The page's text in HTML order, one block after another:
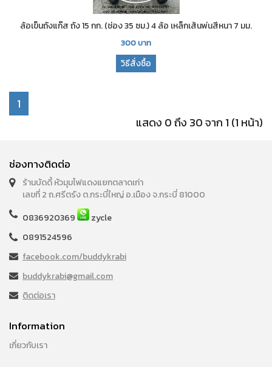
ล้อเข็นถังแก๊ส ถัง 15 กก. (ช่อง 35 ซม.) 4 ล้อ เหล็กเส้นพ่นสีหนา 7 มม.
300บาท
วิธีสั่งซื้อ
1
แสดง 0 ถึง 30 จาก 1 (1 หน้า)
ช่องทางติดต่อ
ร้านบัดดี้ หัวมุมไฟแดงแยกตลาดเก่า
เลขที่ 2 ถ.ศรีตรัง ต.กระบี่ใหญ่ อ.เมือง จ.กระบี่ 81000
0836920369
zycle
0891524596
facebook.com/buddykrabi
buddykrabi@gmail.com
ติดต่อเรา
Information
เกี่ยวกับเรา